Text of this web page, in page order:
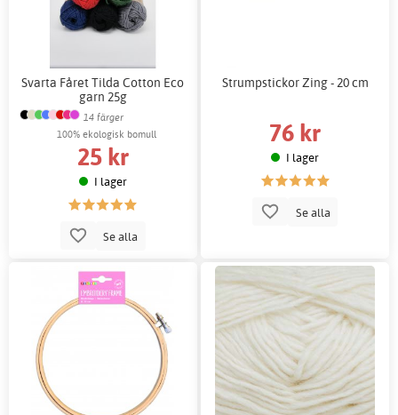
Svarta Fåret Tilda Cotton Eco
garn 25g
14 färger
100% ekologisk bomull
25 kr
I lager
Se alla
Strumpstickor Zing - 20 cm
76 kr
I lager
Se alla